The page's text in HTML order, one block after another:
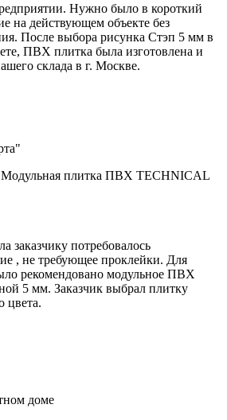
Нужно было в короткий
на действующем объекте без
После выбора рисунка Стэп 5 мм в
ПВХ плитка была изготовлена и
склада в г. Москве.
Модульная плитка ПВХ TECHNICAL
заказчику потребовалось
, не требующее проклейки. Для
рекомендовано модульное ПВХ
5 мм. Заказчик выбрал плитку
цвета.
доме